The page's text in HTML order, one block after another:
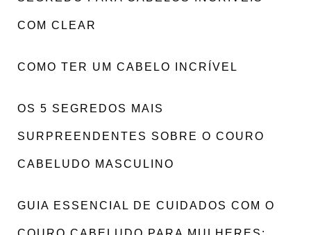
COM CLEAR
COMO TER UM CABELO INCRÍVEL
OS 5 SEGREDOS MAIS
SURPREENDENTES SOBRE O COURO
CABELUDO MASCULINO
GUIA ESSENCIAL DE CUIDADOS COM O